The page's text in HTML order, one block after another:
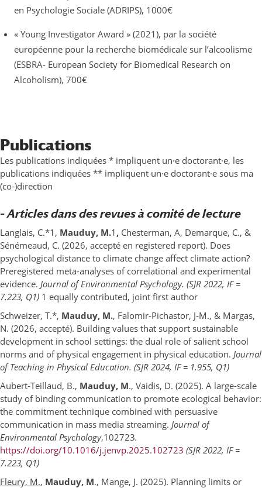
en Psychologie Sociale (ADRIPS), 1000€
« Young Investigator Award » (2021), par la société
européenne pour la recherche biomédicale sur l’alcoolisme
(ESBRA- European Society for Biomedical Research on
Alcoholism), 700€
Publications
Les publications indiquées * impliquent un·e doctorant·e, les
publications indiquées ** impliquent un·e doctorant·e sous ma
(co-)direction
– Articles dans des revues à comité de lecture
Langlais, C.*1, Mauduy, M.1 , Chesterman, A, Demarque, C., &
Sénémeaud, C. (2026, accepté en registered report). Does
psychological distance to climate change affect climate action?
Preregistered meta-analyses of correlational and experimental
evidence. Journal of Environmental Psychology. (SJR 2022, IF =
7.223, Q1) 1 equally contributed, joint first author
Schweizer, T.*, Mauduy, M., Falomir-Pichastor, J-M., & Margas,
N. (2026, accepté). Building values that support sustainable
development in school settings: the dual role of salient school
norms and of physical engagement in physical education. Journal
of Teaching in Physical Education. (SJR 2024, IF = 1.955, Q1)
Aubert-Teillaud, B., Mauduy, M., Vaidis, D. (2025). A large-scale
study of binding communication to promote ecological behavior:
the commitment technique combined with persuasive
communication in mass media streaming. Journal of
Environmental Psychology,102723.
https://doi.org/10.1016/j.jenvp.2025.102723 (SJR 2022, IF =
7.223, Q1)
Fleury, M., Mauduy, M., Mange, J. (2025). Planning limits or